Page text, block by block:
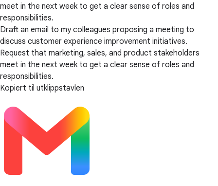
meet in the next week to get a clear sense of roles and
responsibilities.
Draft an email to my colleagues proposing a meeting to
discuss customer experience improvement initiatives.
Request that marketing, sales, and product stakeholders
meet in the next week to get a clear sense of roles and
responsibilities.
Kopiert til utklippstavlen